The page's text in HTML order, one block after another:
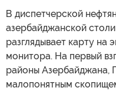
В диспетчерской
азербайджанской
разглядывает карту на
монитора. На первый
районы Азербайджана,
малопонятным